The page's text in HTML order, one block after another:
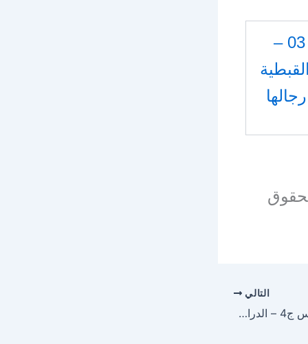
الجزء 03 –
التالي
موسوعة الأنبا غريغوريوس ج4 – الدراسات الفلسفية